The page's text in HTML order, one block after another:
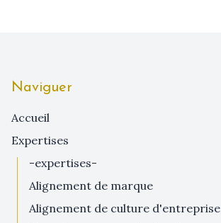
Naviguer
Accueil
expertises
-expertises-
alignement de marque
alignement de culture d'entreprise